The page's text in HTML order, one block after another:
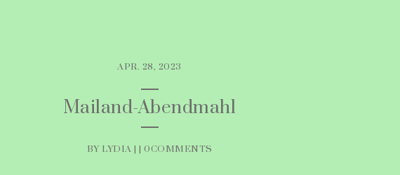
APR. 28, 2023
Mailand-Abendmahl
BY LYDIA | | 0COMMENTS